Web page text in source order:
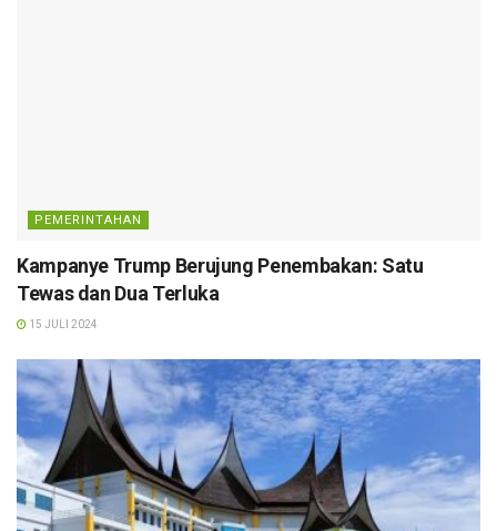
PEMERINTAHAN
Kampanye Trump Berujung Penembakan: Satu
Tewas dan Dua Terluka
15 JULI 2024